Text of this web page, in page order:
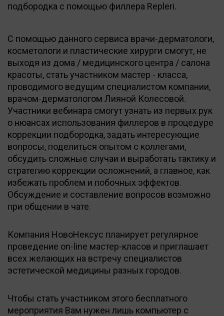
подбородка с помощью филлера Repleri.
С помощью данного сервиса врачи-дерматологи,
косметологи и пластические хирурги смогут, не
выходя из дома / медицинского центра / салона
красоты, стать участником мастер - класса,
проводимого ведущим специалистом компании,
врачом-дерматологом Лияной Колесовой.
Участники вебинара смогут узнать из первых рук
о нюансах использования филлеров в процедуре
коррекции подбородка, задать интересующие
вопросы, поделиться опытом с коллегами,
обсудить сложные случаи и выработать тактику и
стратегию коррекции осложнений, а главное, как
избежать проблем и побочных эффектов.
Обсуждение и составление вопросов возможно
при общении в чате.
Компания НовоНексус планирует регулярное
проведение on-line мастер-класов и приглашает
всех желающих на встречу специалистов
эстетической медицины разных городов.
Чтобы стать участником этого бесплатного
мероприятия Вам нужен лишь компьютер с